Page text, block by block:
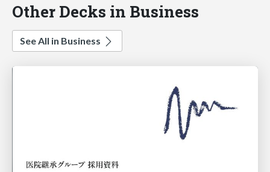
Other Decks in Business
See All in Business